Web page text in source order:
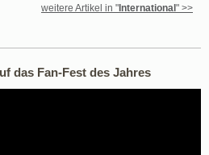
weitere Artikel in "International" >>
das Fan-Fest des Jahres